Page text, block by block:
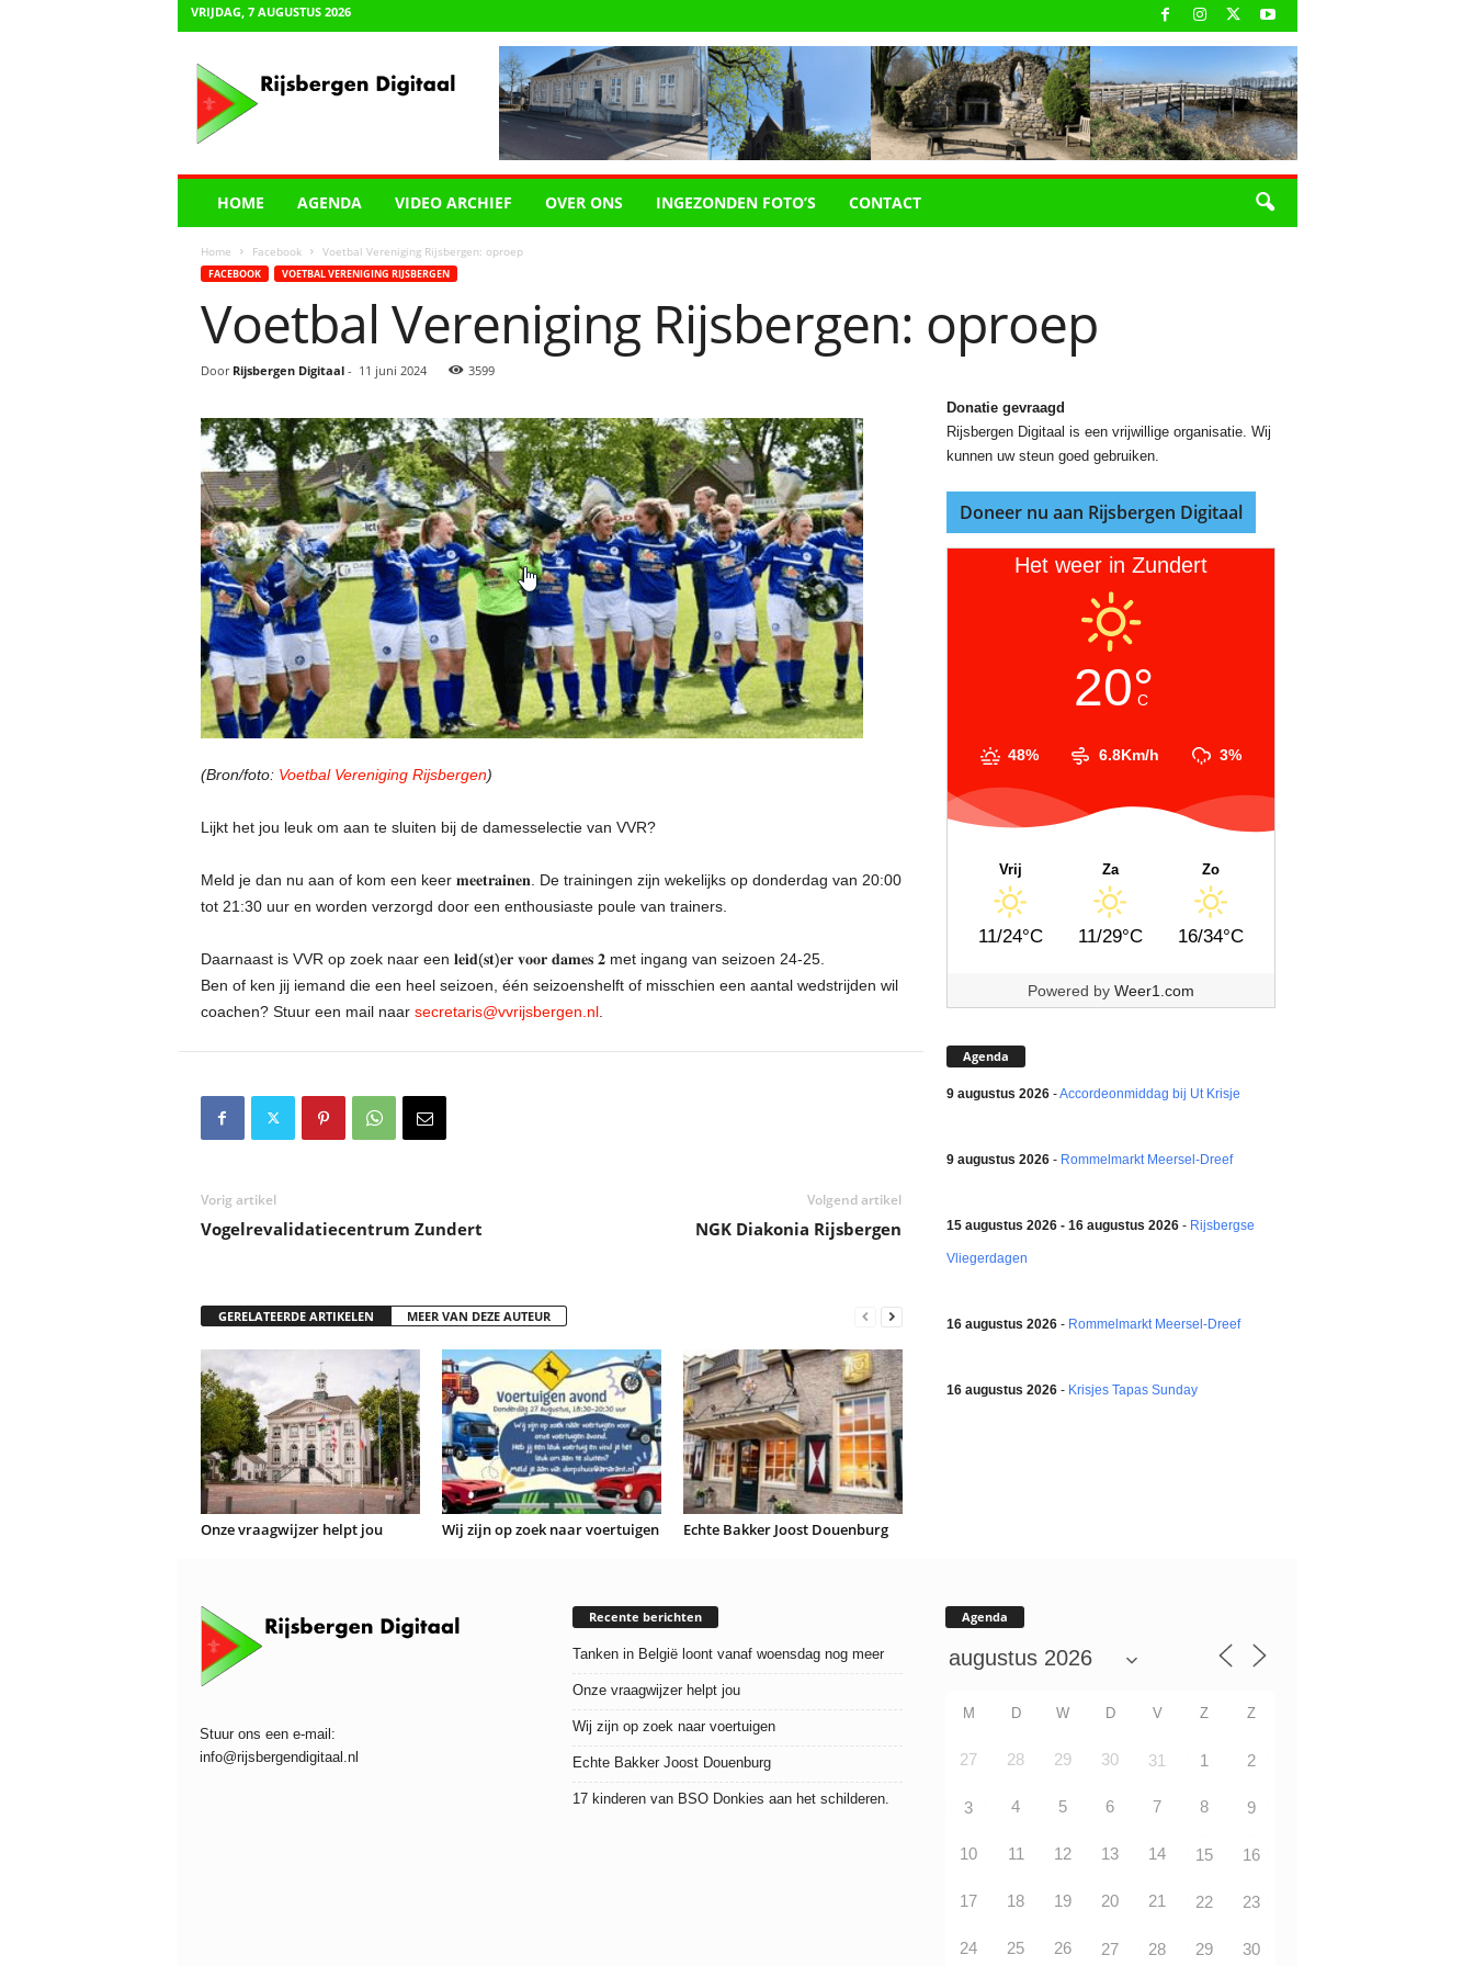
VRIJDAG, 7 AUGUSTUS 2026
HOME AGENDA VIDEO ARCHIEF OVER ONS INGEZONDEN FOTO’S CONTACT
Home Facebook Voetbal Vereniging Rijsbergen: oproep
FACEBOOK VOETBAL VERENIGING RIJSBERGEN
Voetbal Vereniging Rijsbergen: oproep
Door Rijsbergen Digitaal- 11 juni 2024 3599
(Bron/foto: Voetbal Vereniging Rijsbergen)
Lijkt het jou leuk om aan te sluiten bij de damesselectie van VVR?
Meld je dan nu aan of kom een keer 𝐦𝐞𝐞𝐭𝐫𝐚𝐢𝐧𝐞𝐧. De trainingen zijn wekelijks op donderdag van 20:00
tot 21:30 uur en worden verzorgd door een enthousiaste poule van trainers.
Daarnaast is VVR op zoek naar een 𝐥𝐞𝐢𝐝(𝐬𝐭)𝐞𝐫 𝐯𝐨𝐨𝐫 𝐝𝐚𝐦𝐞𝐬 𝟐 met ingang van seizoen 24-25.
Ben of ken jij iemand die een heel seizoen, één seizoenshelft of misschien een aantal wedstrijden wil
coachen? Stuur een mail naar secretaris@vvrijsbergen.nl.
Vorig artikel
Vogelrevalidatiecentrum Zundert
Volgend artikel
NGK Diakonia Rijsbergen
GERELATEERDE ARTIKELEN MEER VAN DEZE AUTEUR
Onze vraagwijzer helpt jou Wij zijn op zoek naar voertuigen Echte Bakker Joost Douenburg
Donatie gevraagd
Rijsbergen Digitaal is een vrijwillige organisatie. Wij
kunnen uw steun goed gebruiken.
Doneer nu aan Rijsbergen Digitaal
Het weer in Zundert
20°
C
48% 6.8Km/h 3%
Vrij
11/24°C
Za
11/29°C
Zo
16/34°C
Powered by Weer1.com
Agenda
9 augustus 2026-Accordeonmiddag bij Ut Krisje
9 augustus 2026- Rommelmarkt Meersel-Dreef
15 augustus 2026 - 16 augustus 2026- Rijsbergse
Vliegerdagen
16 augustus 2026- Rommelmarkt Meersel-Dreef
16 augustus 2026- Krisjes Tapas Sunday
Stuur ons een e-mail:
info@rijsbergendigitaal.nl
Recente berichten
Tanken in België loont vanaf woensdag nog meer
Onze vraagwijzer helpt jou
Wij zijn op zoek naar voertuigen
Echte Bakker Joost Douenburg
17 kinderen van BSO Donkies aan het schilderen.
Agenda
M D W D V Z Z
27 28 29 30 31 1 2
3 4 5 6 7 8 9
10 11 12 13 14 15 16
17 18 19 20 21 22 23
24 25 26 27 28 29 30